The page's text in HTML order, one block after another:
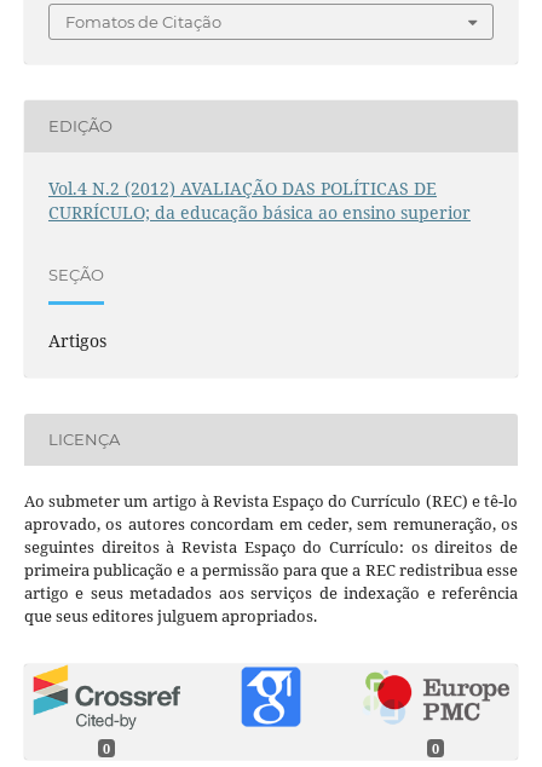
Fomatos de Citação
EDIÇÃO
Vol.4 N.2 (2012) AVALIAÇÃO DAS POLÍTICAS DE
CURRÍCULO; da educação básica ao ensino superior
SEÇÃO
Artigos
LICENÇA
Ao submeter um artigo à Revista Espaço do Currículo (REC) e tê-lo
aprovado, os autores concordam em ceder, sem remuneração, os
seguintes direitos à Revista Espaço do Currículo: os direitos de
primeira publicação e a permissão para que a REC redistribua esse
artigo e seus metadados aos serviços de indexação e referência
que seus editores julguem apropriados.
0 0